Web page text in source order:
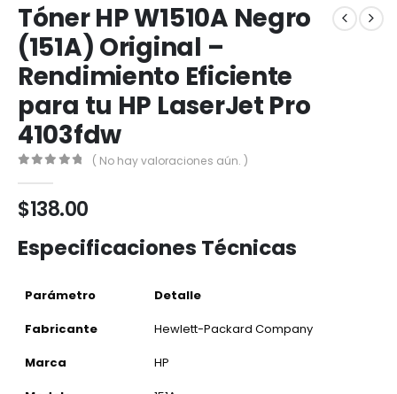
Tóner HP W1510A Negro
(151A) Original –
Rendimiento Eficiente
para tu HP LaserJet Pro
4103fdw
( No hay valoraciones aún. )
$138.00
Especificaciones Técnicas
Parámetro
Detalle
Fabricante
Hewlett-Packard Company
Marca
HP